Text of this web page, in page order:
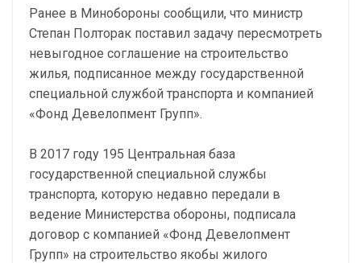
Ранее в Минобороны сообщили, что министр
Степан Полторак поставил задачу пересмотреть
невыгодное соглашение на строительство
жилья, подписанное между государственной
специальной службой транспорта и компанией
«Фонд Девелопмент Групп».
В 2017 году 195 Центральная база
государственной специальной службы
транспорта, которую недавно передали в
ведение Министерства обороны, подписала
договор с компанией «Фонд Девелопмент
Групп» на строительство якобы жилого